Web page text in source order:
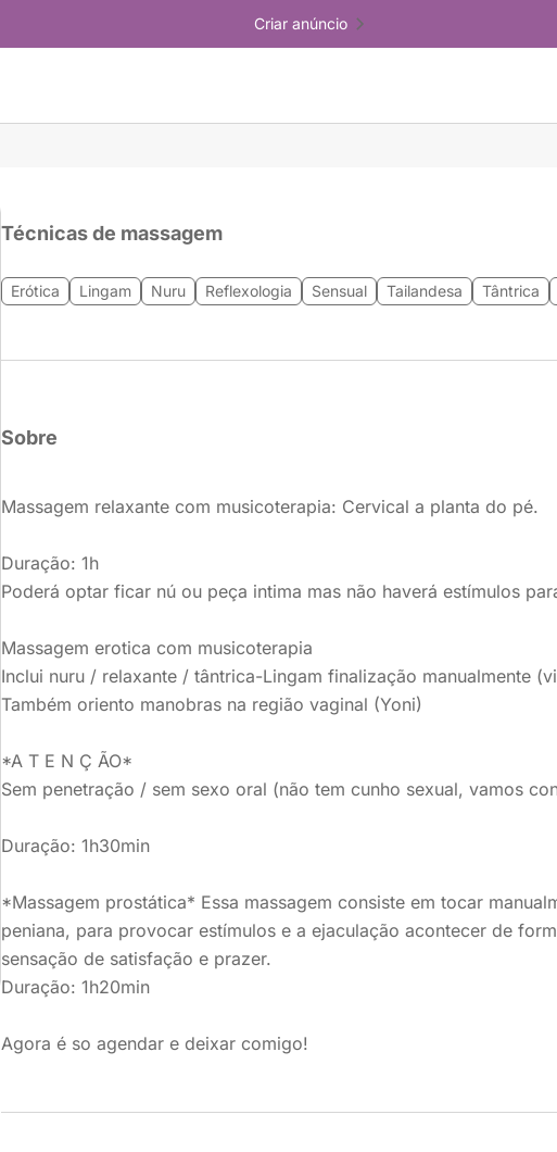
Criar anúncio
Técnicas de massagem
Erótica Lingam Nuru Reflexologia Sensual Tailandesa Tântrica
Sobre
Massagem relaxante com musicoterapia: Cervical a planta do pé.
Duração: 1h
Poderá optar ficar nú ou peça intima mas não haverá estímulos
Massagem erotica com musicoterapia
Inclui nuru / relaxante / tântrica-Lingam finalização manualmente
Também oriento manobras na região vaginal (Yoni)
*A T E N Ç ÃO*
Sem penetração / sem sexo oral (não tem cunho sexual, vamos
Duração: 1h30min
*Massagem prostática* Essa massagem consiste em tocar
peniana, para provocar estímulos e a ejaculação acontecer de
sensação de satisfação e prazer.
Duração: 1h20min
Agora é so agendar e deixar comigo!